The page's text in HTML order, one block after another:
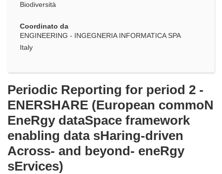
Biodiversità
Coordinato da
ENGINEERING - INGEGNERIA INFORMATICA SPA
Italy
Periodic Reporting for period 2 -
ENERSHARE (European commoN
EneRgy dataSpace framework
enabling data sHaring-driven
Across- and beyond- eneRgy
sErvices)